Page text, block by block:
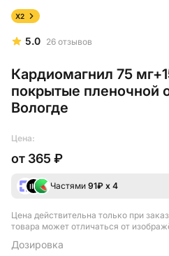
5.0 26 отзывов
Кардиомагнил 75
покрытые пленочной
Вологде
X2
Цена:
от 365 ₽
Частями 91₽ х 4
Цена действительна только при
товара может отличаться от
Дозировка